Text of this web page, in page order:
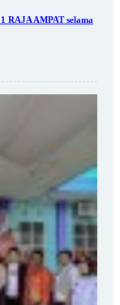
RAJA AMPAT selama